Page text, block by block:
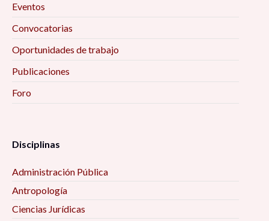
Eventos
Convocatorias
Oportunidades de trabajo
Publicaciones
Foro
Disciplinas
Administración Pública
Antropología
Ciencias Jurídicas